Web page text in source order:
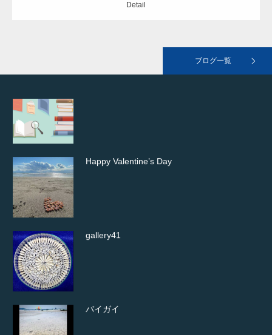
Detail
ブログ一覧